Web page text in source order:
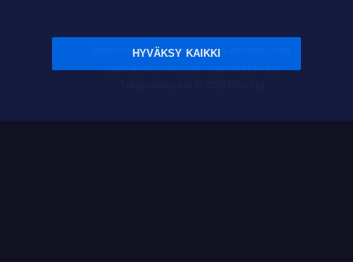
Sopimusehdot Tietosuoja Evästeasetukset
Sääntelyviranomaiset Saavutettavuus
HYVÄKSY KAIKKI